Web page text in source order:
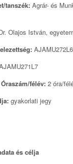
tanszék: Agrár- és
Olajos István,
félév: 2 óra/
gyakorlati jegy
és célja